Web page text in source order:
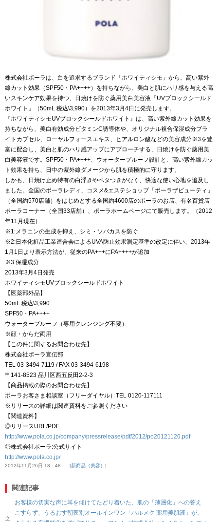
株式会社ポーラは、白を追求するブランド「ホワイティシモ」から、高い紫外
線カット効果（SPF50・PA++++）を持ちながら、美白と肌にハリ感を与える高
いスキンケア効果を持つ、日焼けを防ぐ薬用美白美容液『UVブロックシールド
ホワイト』（50mL 税込\3,990）を2013年3月4日に発売します。
『ホワイティシモUVブロックシールドホワイト』は、高い紫外線カット効果を
持ちながら、美白有効成分ビタミンC誘導体や、オリジナル複合保湿成分ブラ
イトカプセル、ローヤルフォースエキス、ヒアルロン酸などの美容成分※3を豊
富に配合し、美白と肌のハリ感アップにアプローチする、日焼けを防ぐ薬用美
白美容液です。SPF50・PA++++、ウォータープルーフ設計と、高い紫外線カッ
ト効果を持ち、日中の紫外線ダメージから肌を積極的に守ります。
しかも、日焼け止め特有の白浮きやベタつきがなく、快適な使い心地を追及し
ました。全国のポーラレディ、コスメ&エステショップ「ポーラザビューティ」
（全国約570店舗）をはじめとする全国約4600店のポーラのお店、有名百貨店
ポーラコーナー（全国33店舗）、ポーラホームページにて販売します。（2012
年11月現在）
※1:メラニンの生成を抑え、シミ・ソバカスを防ぐ
※2:日本化粧品工業連合会によるUVA防止効果測定基準の改定に伴い、2013年
1月1日より表示方法が、従来のPA+++にPA++++が追加
※3:保湿成分
2013年3月4日発売
ホワイティシモUVブロックシールドホワイト
【医薬部外品】
50mL 税込\3,990
SPF50・PA++++
ウォータープルーフ（専用クレンジング不要）
※顔・からだ両用
【この件に関するお問合わせ先】
株式会社ポーラ宣伝部
TEL 03-3494-7119 / FAX 03-3494-6198
〒141-8523 品川区西五反田2-2-3
【商品掲載の際のお問合わせ先】
ポーラお客さま相談室（フリーダイヤル）TEL 0120-117111
※リリースの詳細は関連資料をご参照ください
【関連資料】
◎リリースURL/PDF
http://www.pola.co.jp/company/pressrelease/pdf/2012/po20121126.pdf
◎株式会社ポーラ:公式サイト
http://www.pola.co.jp/
2012年11月26日 18：48 新商品（美容）
関連記事
お客様の切実な声に耳を傾けてたどり着いた、肌の「薄層化」への答え
こすらず、うるおす朝夜別オールインワン「ハルメク 薬用美肌液」が、